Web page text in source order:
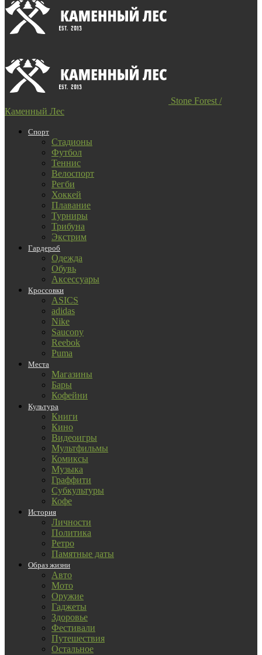
Stone Forest /
Каменный Лес
Спорт
Стадионы
Футбол
Теннис
Велоспорт
Регби
Хоккей
Плавание
Турниры
Трибуна
Экстрим
Гардероб
Одежда
Обувь
Аксессуары
Кроссовки
ASICS
adidas
Nike
Saucony
Reebok
Puma
Места
Магазины
Бары
Кофейни
Культура
Книги
Кино
Видеоигры
Мультфильмы
Комиксы
Музыка
Граффити
Субкультуры
Кофе
История
Личности
Политика
Ретро
Памятные даты
Образ жизни
Авто
Мото
Оружие
Гаджеты
Здоровье
Фестивали
Путешествия
Остальное